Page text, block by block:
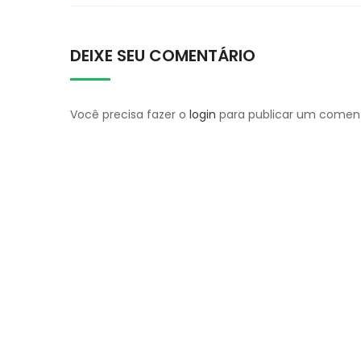
DEIXE SEU COMENTÁRIO
Você precisa fazer o login para publicar um